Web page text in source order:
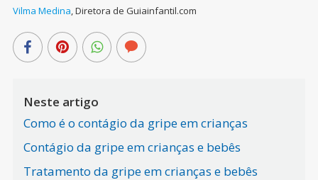
Vilma Medina,Diretora de Guiainfantil.com
Neste artigo
Como é o contágio da gripe em crianças
Contágio da gripe em crianças e bebês
Tratamento da gripe em crianças e bebês